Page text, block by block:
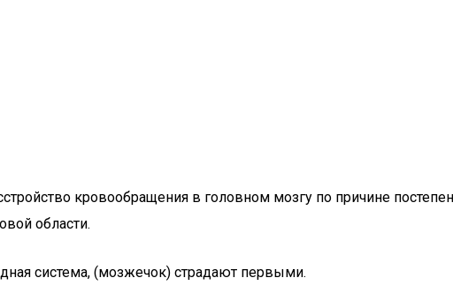
кровообращения в головном мозгу по причине
области.
система, (мозжечок) страдают первыми.